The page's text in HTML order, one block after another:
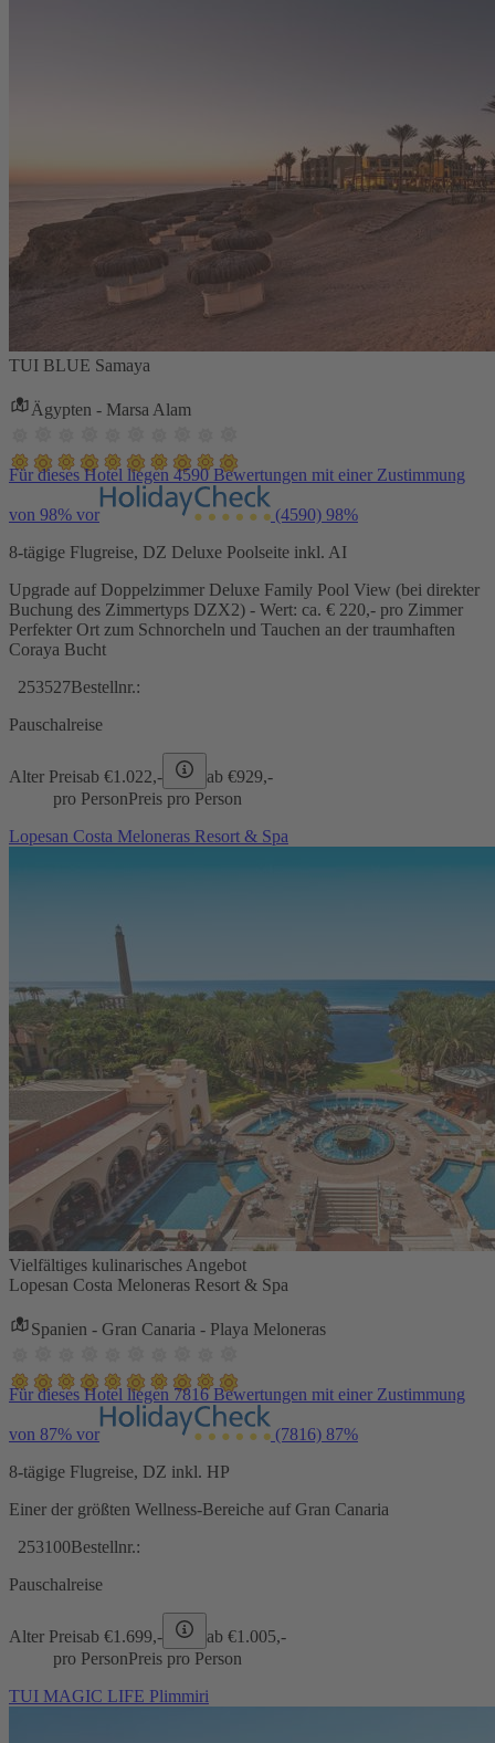
TUI BLUE Samaya
Ägypten - Marsa Alam
Für dieses Hotel liegen 4590 Bewertungen mit einer Zustimmung
von 98% vor (4590) 98%
8-tägige Flugreise, DZ Deluxe Poolseite inkl. AI
Upgrade auf Doppelzimmer Deluxe Family Pool View (bei direkter
Buchung des Zimmertyps DZX2) - Wert: ca. € 220,- pro Zimmer
Perfekter Ort zum Schnorcheln und Tauchen an der traumhaften
Coraya Bucht
253527Bestellnr.:
Pauschalreise
Alter Preisab €1.022,- ab €929,-
pro PersonPreis pro Person
Lopesan Costa Meloneras Resort & Spa
Vielfältiges kulinarisches Angebot
Lopesan Costa Meloneras Resort & Spa
Spanien - Gran Canaria - Playa Meloneras
Für dieses Hotel liegen 7816 Bewertungen mit einer Zustimmung
von 87% vor (7816) 87%
8-tägige Flugreise, DZ inkl. HP
Einer der größten Wellness-Bereiche auf Gran Canaria
253100Bestellnr.:
Pauschalreise
Alter Preisab €1.699,- ab €1.005,-
pro PersonPreis pro Person
TUI MAGIC LIFE Plimmiri